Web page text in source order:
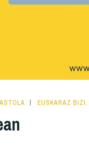
EUSKARAZ BIZI,